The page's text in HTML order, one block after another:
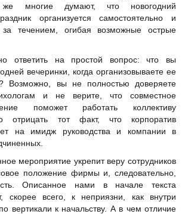
многие думают, что новогодний
организуется самостоятельно и
за течением, огибая возможные острые
ответить на простой вопрос: что вы
вечеринки, когда организовываете ее
Возможно, вы не полностью доверяете
и не верите, что совместное
поможет работать коллективу
отрицать тот факт, что корпоратив
на имидж руководства и компании в
мероприятие укрепит веру сотрудников
положение фирмы и, следовательно,
Описанное нами в начале текста
скорее всего, к неприязни, как внутри
вертикали к начальству. А в чем отличие